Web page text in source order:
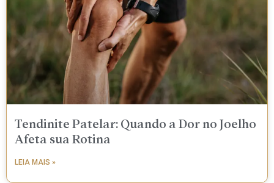
Tendinite Patelar: Quando a Dor no Joelho
Afeta sua Rotina
LEIA MAIS »